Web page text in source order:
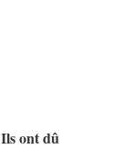
ont dû